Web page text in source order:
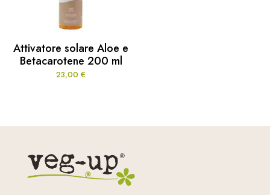
Attivatore solare Aloe e
Betacarotene 200 ml
23,00 €